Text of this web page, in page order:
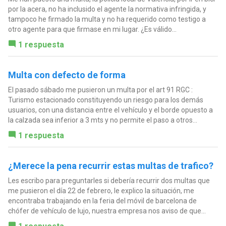
por la acera, no ha inclusido el agente la normativa infringida, y
tampoco he firmado la multa y no ha requerido como testigo a
otro agente para que firmase en mi lugar. ¿Es válido...
1 respuesta
Multa con defecto de forma
El pasado sábado me pusieron un multa por el art 91 RGC :
Turismo estacionado constituyendo un riesgo para los demás
usuarios, con una distancia entre el vehículo y el borde opuesto a
la calzada sea inferior a 3 mts y no permite el paso a otros...
1 respuesta
¿Merece la pena recurrir estas multas de trafico?
Les escribo para preguntarles si debería recurrir dos multas que
me pusieron el día 22 de febrero, le explico la situación, me
encontraba trabajando en la feria del móvil de barcelona de
chófer de vehículo de lujo, nuestra empresa nos aviso de que...